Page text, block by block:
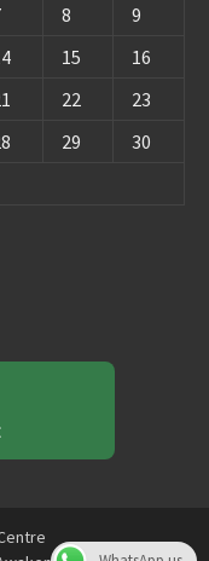
8
9
15
16
22
23
29
30